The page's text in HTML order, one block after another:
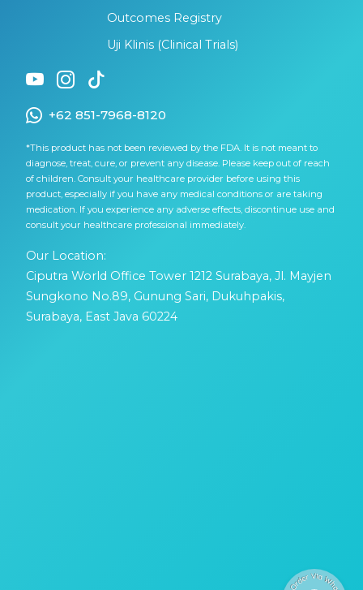
Outcomes Registry
Uji Klinis (Clinical Trials)
+62 851-7968-8120
*This product has not been reviewed by the FDA. It is not meant to
diagnose, treat, cure, or prevent any disease. Please keep out of reach
of children. Consult your healthcare provider before using this
product, especially if you have any medical conditions or are taking
medication. If you experience any adverse effects, discontinue use and
consult your healthcare professional immediately.
Our Location:
Ciputra World Office Tower 1212 Surabaya, Jl. Mayjen
Sungkono No.89, Gunung Sari, Dukuhpakis,
Surabaya, East Java 60224